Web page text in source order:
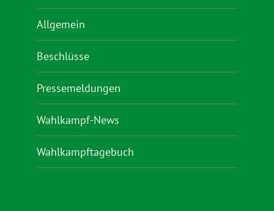
Allgemein
Beschlüsse
Pressemeldungen
Wahlkampf-News
Wahlkampftagebuch